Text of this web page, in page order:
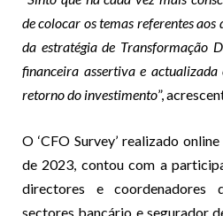
de colocar os temas referentes
da estratégia de Transformação
financeira assertiva e actualizada
retorno do investimento”,
O ‘CFO Survey’ realizado
de 2023, contou com a
directores e coordenadores
sectores bancário e segurador